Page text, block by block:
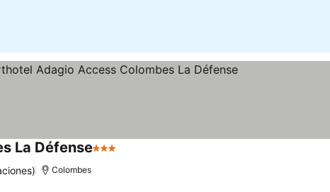
La Défense3 Estrellas
Colombes